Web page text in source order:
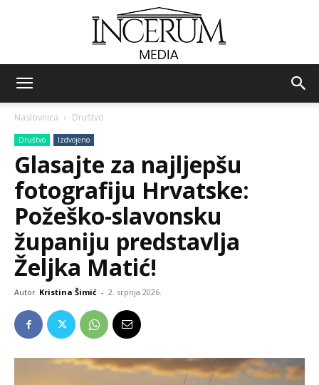
media
Naslovnica Društvo
Društvo Izdvojeno
Glasajte za najljepšu
fotografiju Hrvatske:
Požeško-slavonsku
županiju predstavlja
Željka Matić!
Autor Kristina Šimić - 2. srpnja 2026.